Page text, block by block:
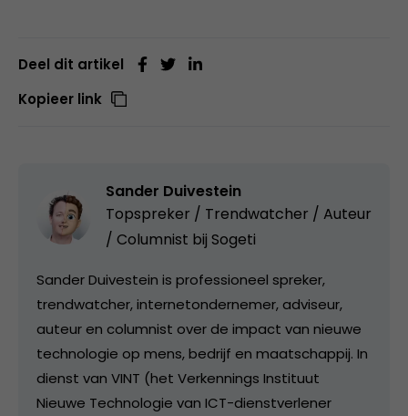
Deel dit artikel
Kopieer link
Sander Duivestein
Topspreker / Trendwatcher / Auteur
/ Columnist bij Sogeti
Sander Duivestein is professioneel spreker,
trendwatcher, internetondernemer, adviseur,
auteur en columnist over de impact van nieuwe
technologie op mens, bedrijf en maatschappij. In
dienst van VINT (het Verkennings Instituut
Nieuwe Technologie van ICT-dienstverlener